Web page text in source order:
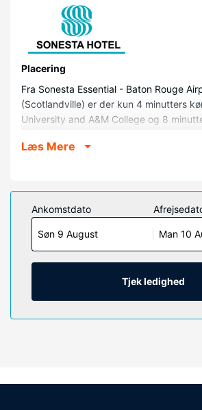
Placering
Fra Sonesta Essential - Baton Rouge
(Scotlandville) er der kun 4 minutters
University and A&M College og 8
State University og 12,8 km fra Raising
Føl dig hjemme i et af de 77
værelser, der indeholder køleskab og
er et 43-tommers fladskærms-tv med
sørger for underholdningen, og med
altid komme på nettet. Badeværelserne
bruser og hårtørrer. Faciliteter
kaffe-/temaskiner, samt telefoner med
Ejendomsfacilitet
festsal.
Læs Mere
Ankomstdato
Søn 9 August Man 10
Tjek ledighed